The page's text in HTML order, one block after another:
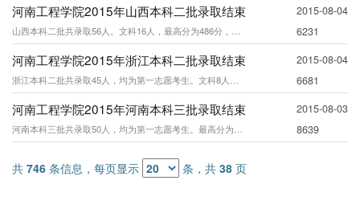
河南工程学院2015年山西本科二批录取结束
2015-08-04
6231
河南工程学院2015年浙江本科二批录取结束
2015-08-04
6681
河南工程学院2015年河南本科三批录取结束
2015-08-03
8639
共 746 条信息，每页显示 条，共 38 页